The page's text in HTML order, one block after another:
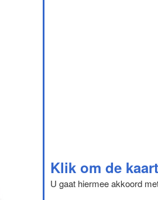
Klik om de
U gaat hiermee akkoord